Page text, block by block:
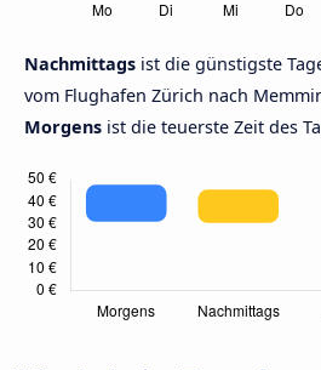
Nachmittags ist die günstigste
vom Flughafen Zürich nach
Morgens ist die teuerste Zeit des